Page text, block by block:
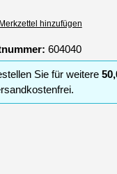
hinzufügen
604040
Sie für weitere